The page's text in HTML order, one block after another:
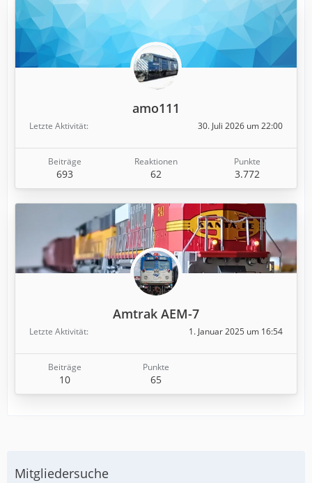
amo111
Letzte Aktivität 30. Juli 2026 um 22:00
Beiträge
693
Reaktionen
62
Punkte
3.772
Amtrak AEM-7
Letzte Aktivität 1. Januar 2025 um 16:54
Beiträge
10
Punkte
65
Mitgliedersuche